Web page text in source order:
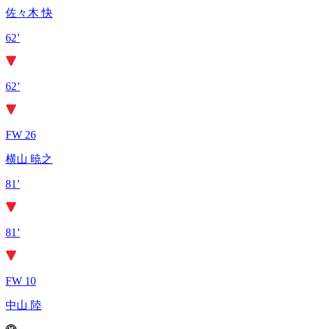
佐々木 快
62’
62’
FW 26
横山 暁之
81’
81’
FW 10
中山 陸